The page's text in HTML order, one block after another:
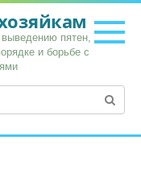
пятен,
и борьбе с